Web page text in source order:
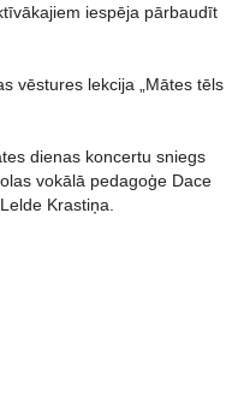
iespēja pārbaudīt
vēstures lekcija „Mātes tēls
dienas koncertu sniegs
vokālā pedagoģe Dace
Krastiņa.